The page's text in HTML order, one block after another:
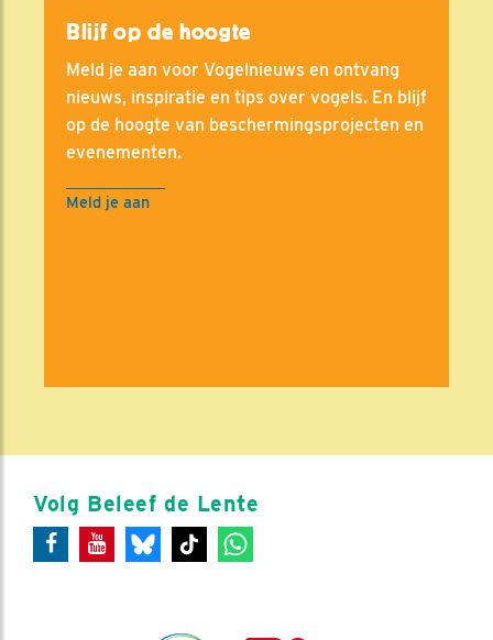
Blijf op de hoogte
Meld je aan voor Vogelnieuws en ontvang
nieuws, inspiratie en tips over vogels. En blijf
op de hoogte van beschermingsprojecten en
evenementen.
Meld je aan
Volg Beleef de Lente